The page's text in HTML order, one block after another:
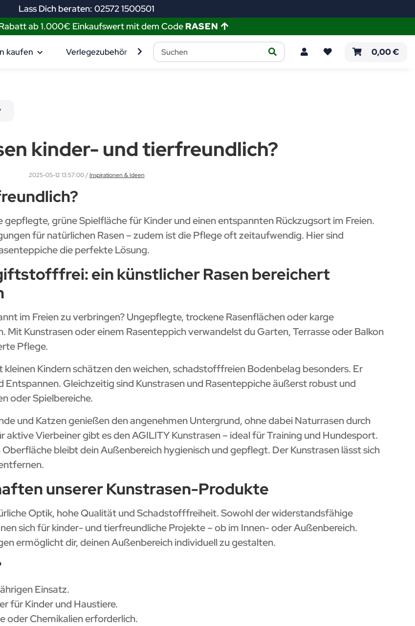
Lass Dich beraten: 02572 1500501
ab 1.000€ Einkaufswert mit dem Code RASEN
0,00 €
kaufen Verlegezubehör Muster bestellen Verlegeanleitungen
kinder- und tierfreundlich?
2025-05-12 13:57:00 / Inspirationen & Ideen
grüne Spielfläche für Kinder und einen entspannten Rückzugsort im Freien.
für natürlichen Rasen – zudem ist die Pflege oft zeitaufwendig. Hier sind
die perfekte Lösung.
ein künstlicher Rasen bereichert
im Freien zu verbringen? Ungepflegte, trockene Rasenflächen oder karge
Kunstrasen oder einem Rasenteppich verwandelst du Garten, Terrasse oder Balkon
Pflege.
kleinen Kindern schätzen den weichen, schadstofffreien Bodenbelag besonders. Er
Entspannen. Gleichzeitig sind Kunstrasen und Rasenteppiche äußerst robust und
oder Spielbereiche.
und Katzen genießen den angenehmen Untergrund, ohne dabei Naturrasen durch
aktive Vierbeiner gibt es den AGILITY Kunstrasen – ideal für Training und Hundesport.
bleibt dein Außenbereich hygienisch und gepflegt. Der Kunstrasen lässt sich
unserer Kunstrasen-Produkte
Optik, hohe Qualität und Schadstofffreiheit. Sowohl der widerstandsfähige
sich für kinder- und tierfreundliche Projekte – ob im Innen- oder Außenbereich.
ermöglicht dir, deinen Außenbereich individuell zu gestalten.
Einsatz.
für Kinder und Haustiere.
oder Chemikalien erforderlich.